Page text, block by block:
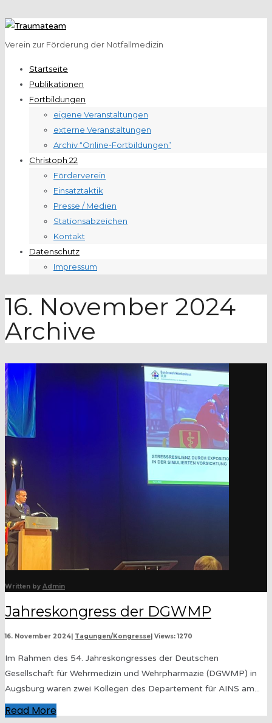
Verein zur Förderung der Notfallmedizin
Startseite
Publikationen
Fortbildungen
eigene Veranstaltungen
externe Veranstaltungen
Archiv “Online-Fortbildungen”
Christoph 22
Förderverein
Einsatztaktik
Presse / Medien
Stationsabzeichen
Kontakt
Datenschutz
Impressum
16. November 2024
Archive
Written by Admin
Jahreskongress der DGWMP
16. November 2024| Tagungen/Kongresse| Views: 1270
Im Rahmen des 54. Jahreskongresses der Deutschen
Gesellschaft für Wehrmedizin und Wehrpharmazie (DGWMP) in
Augsburg waren zwei Kollegen des Departement für AINS am...
Read More